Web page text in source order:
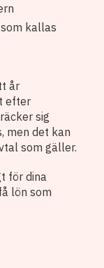
kallas
år
efter
sig
men det kan
som gäller.
för dina
lön som